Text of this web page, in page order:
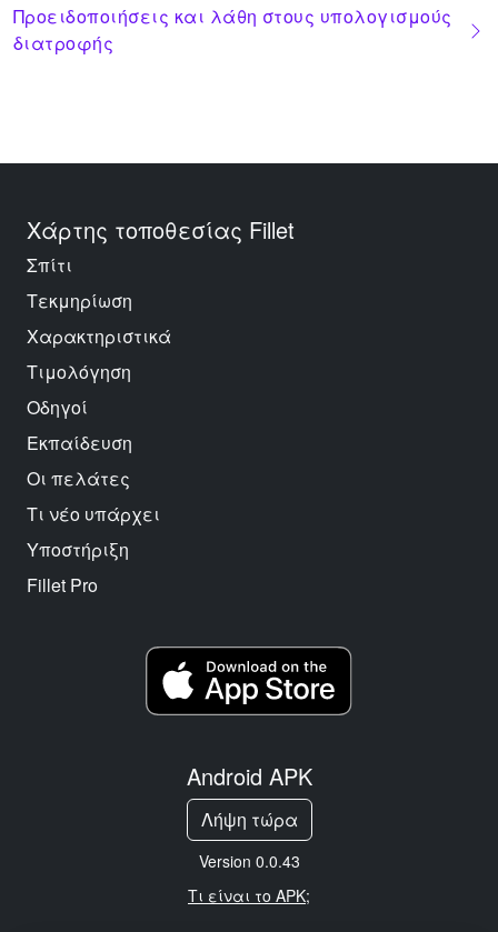
Προειδοποιήσεις και λάθη στους υπολογισμούς
διατροφής
Χάρτης τοποθεσίας Fillet
Σπίτι
Τεκμηρίωση
Χαρακτηριστικά
Τιμολόγηση
Οδηγοί
Εκπαίδευση
Οι πελάτες
Τι νέο υπάρχει
Υποστήριξη
Fillet Pro
Android APK
Λήψη τώρα
Version 0.0.43
Τι είναι το APK;